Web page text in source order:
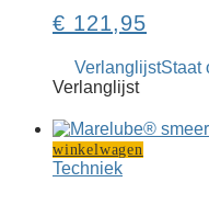
€ 121,95
VerlanglijstStaat
Verlanglijst
winkelwagen
Techniek